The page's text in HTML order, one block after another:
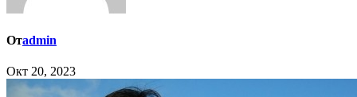
Отadmin
Окт 20, 2023